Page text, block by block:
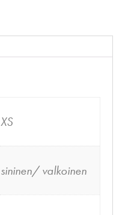
XS
sininen/ valkoinen